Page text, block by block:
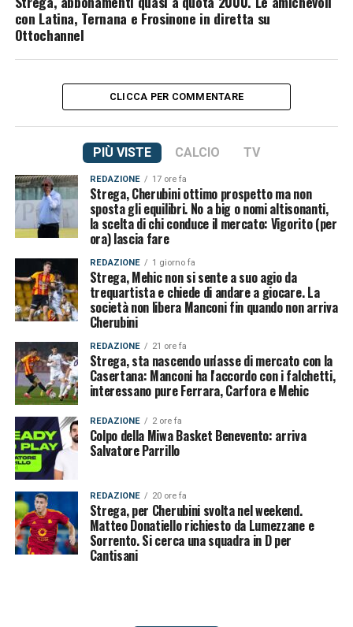
con Latina, Ternana e Frosinone in diretta su
Ottochannel
CLICCA PER COMMENTARE
PIÙ VISTE CALCIO TV
REDAZIONE 17 ore fa
Strega, Cherubini ottimo prospetto ma non
sposta gli equilibri. No a big o nomi altisonanti,
la scelta di chi conduce il mercato: Vigorito (per
ora) lascia fare
REDAZIONE 1 giorno fa
Strega, Mehic non si sente a suo agio da
trequartista e chiede di andare a giocare. La
società non libera Manconi fin quando non arriva
Cherubini
REDAZIONE 21 ore fa
Strega, sta nascendo un'asse di mercato con la
Casertana: Manconi ha l'accordo con i falchetti,
interessano pure Ferrara, Carfora e Mehic
REDAZIONE 2 ore fa
Colpo della Miwa Basket Benevento: arriva
Salvatore Parrillo
REDAZIONE 20 ore fa
Strega, per Cherubini svolta nel weekend.
Matteo Donatiello richiesto da Lumezzane e
Sorrento. Si cerca una squadra in D per
Cantisani